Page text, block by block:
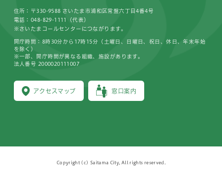
住所：〒330-9588 さいたま市浦和区常盤六丁目4番4号
電話：048-829-1111（代表）
※さいたまコールセンターにつながります。
アクセスマップ 窓口案内
開庁時間：8時30分から17時15分（土曜日、日曜日、祝日、休日、年末年始
を除く）
※一部、開庁時間が異なる組織、施設があります。
法人番号 2000020111007
Copyright (c) Saitama City, All rights reserved.